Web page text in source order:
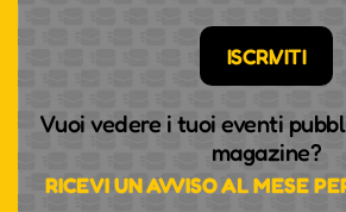
ISCRIVITI
Vuoi vedere i tuoi eventi
magazine?
RICEVI UN AVVISO AL MESE